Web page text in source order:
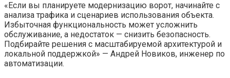
«Если вы планируете модернизацию ворот, начинайте с
анализа трафика и сценариев использования объекта.
Избыточная функциональность может усложнить
обслуживание, а недостаток — снизить безопасность.
Подбирайте решения с масштабируемой архитектурой и
локальной поддержкой» — Андрей Новиков, инженер по
автоматизации.